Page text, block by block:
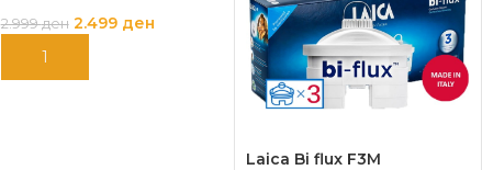
ПОДАРОК
2.999ден 2.499 ден
ДОДАЈ ВО КОШНИЦА
Laica Bi flux F3M